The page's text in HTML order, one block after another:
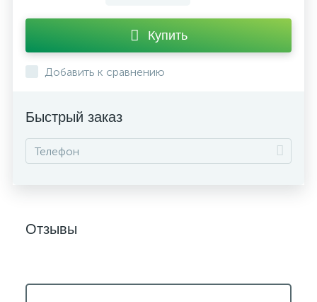
Купить
Добавить к сравнению
Быстрый заказ
Отзывы